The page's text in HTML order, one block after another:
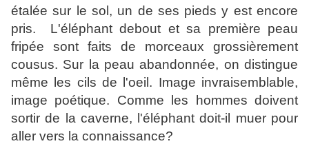
étalée sur le sol, un de ses pieds y est encore
pris. L'éléphant debout et sa première peau
fripée sont faits de morceaux grossièrement
cousus. Sur la peau abandonnée, on distingue
même les cils de l'oeil. Image invraisemblable,
image poétique. Comme les hommes doivent
sortir de la caverne, l'éléphant doit-il muer pour
aller vers la connaissance?